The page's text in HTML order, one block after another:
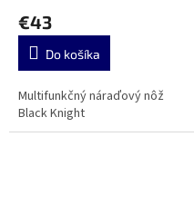
€43
Do košíka
Multifunkčný náraďový nôž
Black Knight